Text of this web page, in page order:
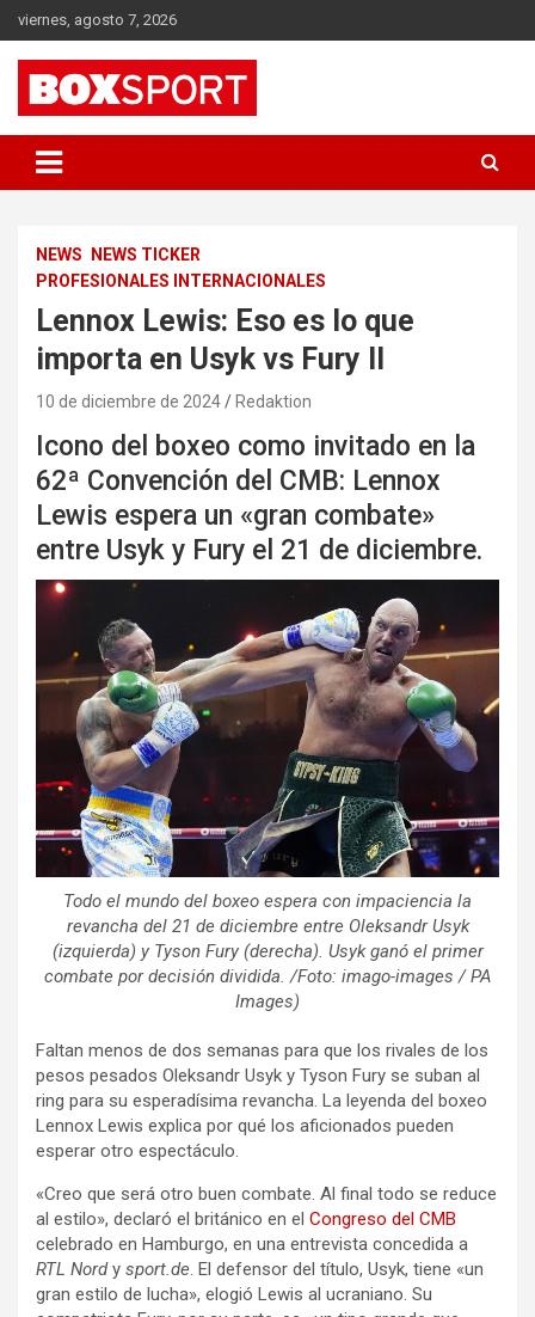
Skip
to
content
viernes, agosto 7, 2026
BOXSPORT
NEWS
NEWS TICKER
PROFESIONALES INTERNACIONALES
Lennox Lewis: Eso es lo que
importa en Usyk vs Fury II
10 de diciembre de 2024 Redaktion
Icono del boxeo como invitado en la
62ª Convención del CMB: Lennox
Lewis espera un «gran combate»
entre Usyk y Fury el 21 de diciembre.
Todo el mundo del boxeo espera con impaciencia la
revancha del 21 de diciembre entre Oleksandr Usyk
(izquierda) y Tyson Fury (derecha). Usyk ganó el primer
combate por decisión dividida. /Foto: imago-images / PA
Images)
Faltan menos de dos semanas para que los rivales de los
pesos pesados Oleksandr Usyk y Tyson Fury se suban al
ring para su esperadísima revancha. La leyenda del boxeo
Lennox Lewis explica por qué los aficionados pueden
esperar otro espectáculo.
«Creo que será otro buen combate. Al final todo se reduce
al estilo», declaró el británico en el Congreso del CMB
celebrado en Hamburgo, en una entrevista concedida a
RTL Nordy sport.de. El defensor del título, Usyk, tiene «un
gran estilo de lucha», elogió Lewis al ucraniano. Su